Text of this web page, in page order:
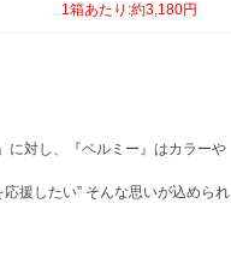
1箱あたり:約3,180円
に対し、『ベルミー』はカラーや
援したい” そんな思いが込められ